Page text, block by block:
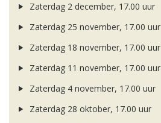
Zaterdag 2 december, 17.00 uur
Zaterdag 25 november, 17.00 uur
Zaterdag 18 november, 17.00 uur
Zaterdag 11 november, 17.00 uur
Zaterdag 4 november, 17.00 uur
Zaterdag 28 oktober, 17.00 uur